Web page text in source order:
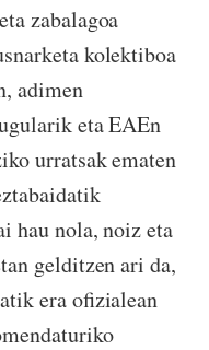
zabalagoa
kolektiboa
adimen
eta EAEn
urratsak ematen
hau nola, noiz eta
gelditzen ari da,
era ofizialean